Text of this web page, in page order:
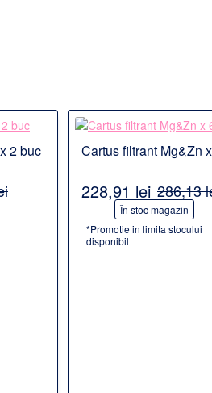
2 buc
Detalii
PRODUS
Cartus filtrant Mg&Zn
În stoc magazin
*Promotie in limita stocului
disponibil
228,91 lei 286,13